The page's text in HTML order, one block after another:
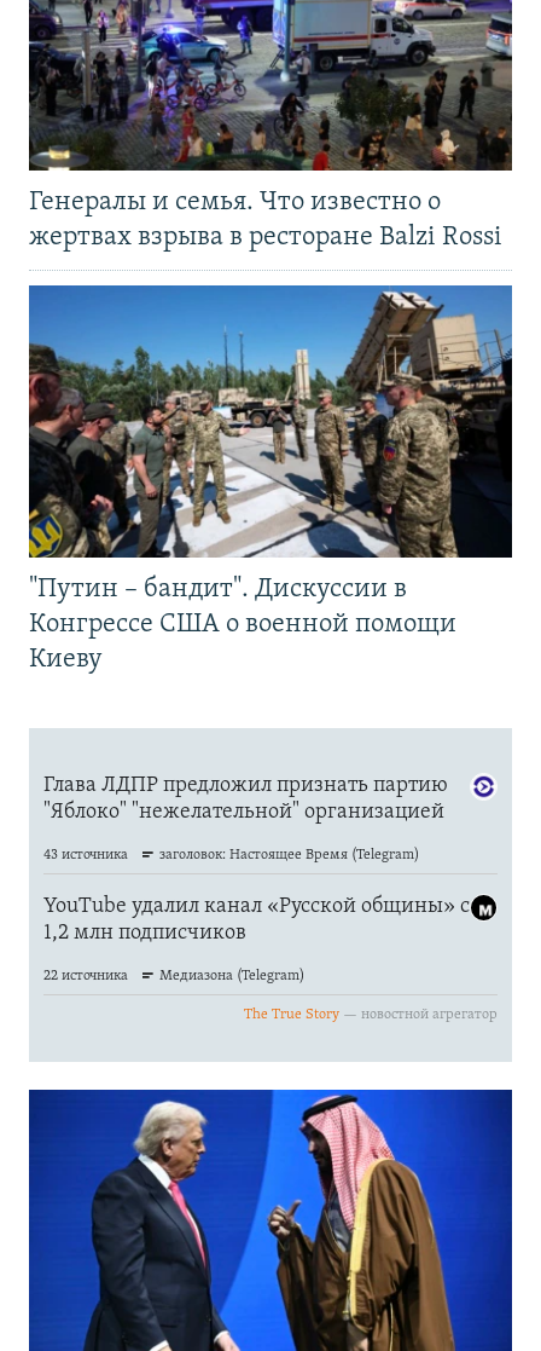
Генералы и семья. Что известно о
жертвах взрыва в ресторане Balzi Rossi
"Путин – бандит". Дискуссии в
Конгрессе США о военной помощи
Киеву